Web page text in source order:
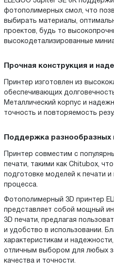
фотополимерных смол, что
выбирать материалы,
проектов, будь то
высокодетализированные
Прочная конструкция и
Принтер изготовлен из
обеспечивающих
Металлический корпус и
точность и повторяемость
Поддержка
Принтер совместим с
печати, такими как Chitubox,
подготовке моделей к печати
процесса.
Фотополимерный 3D принтер
представляет собой мощный
3D печати, предлагая
и удобство в использовании.
характеристикам и
отличным выбором для любых
качества и точности.